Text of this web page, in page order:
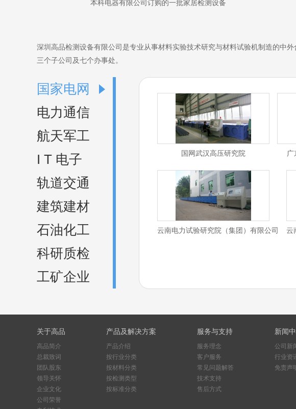
本科电器有限公司订购的一批家居检测设备
深圳高品检测设备有限公司是专业从事材料实验技术研究与材料试验机制造的中
三个子公司及七个办事处。
国家电网
电力通信
航天军工
I T 电子
轨道交通
建筑建材
石油化工
科研质检
工矿企业
国网武汉高压研究院
云南电力试验研究院（集团）有限公司 云
关于高品
高品简介
总裁致词
团队股东
领导关怀
企业文化
公司荣誉
产品及解决方案
产品介绍
按行业分类
按材料分类
按检测类型
按标准分类
服务与支持
服务理念
客户服务
常见问题解答
技术支持
售后方式
新闻
公司新
行业资
免责声